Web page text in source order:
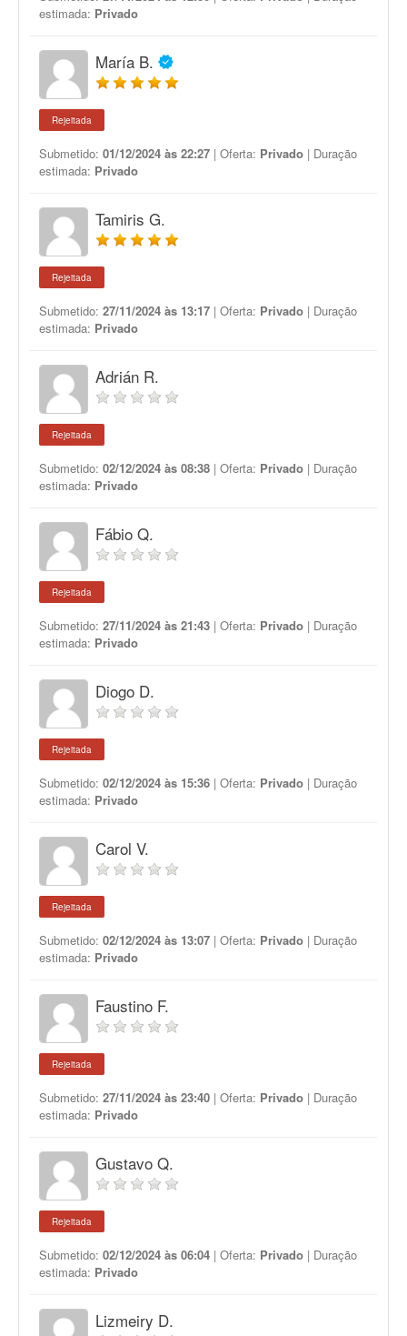
estimada: Privado
María B.
Rejeitada
Submetido: 01/12/2024 às 22:27 | Oferta: Privado | Duração
estimada: Privado
Tamiris G.
Rejeitada
Submetido: 27/11/2024 às 13:17 | Oferta: Privado | Duração
estimada: Privado
Adrián R.
Rejeitada
Submetido: 02/12/2024 às 08:38 | Oferta: Privado | Duração
estimada: Privado
Fábio Q.
Rejeitada
Submetido: 27/11/2024 às 21:43 | Oferta: Privado | Duração
estimada: Privado
Diogo D.
Rejeitada
Submetido: 02/12/2024 às 15:36 | Oferta: Privado | Duração
estimada: Privado
Carol V.
Rejeitada
Submetido: 02/12/2024 às 13:07 | Oferta: Privado | Duração
estimada: Privado
Faustino F.
Rejeitada
Submetido: 27/11/2024 às 23:40 | Oferta: Privado | Duração
estimada: Privado
Gustavo Q.
Rejeitada
Submetido: 02/12/2024 às 06:04 | Oferta: Privado | Duração
estimada: Privado
Lizmeiry D.